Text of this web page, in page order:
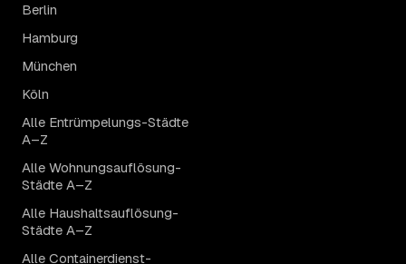
Berlin
Hamburg
München
Köln
Alle Entrümpelungs-Städte
A–Z
Alle Wohnungsauflösung-
Städte A–Z
Alle Haushaltsauflösung-
Städte A–Z
Alle Containerdienst-